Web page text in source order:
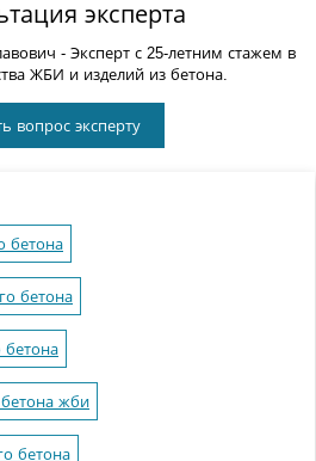
эксперта
- Эксперт с 25-летним стажем в
ЖБИ и изделий из бетона.
вопрос эксперту
бетона
бетона
бетона
жби
бетона